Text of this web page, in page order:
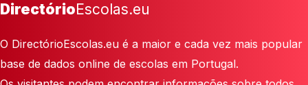
DirectórioEscolas.eu
O DirectórioEscolas.eu é a maior e cada vez mais popular
base de dados online de escolas em Portugal.